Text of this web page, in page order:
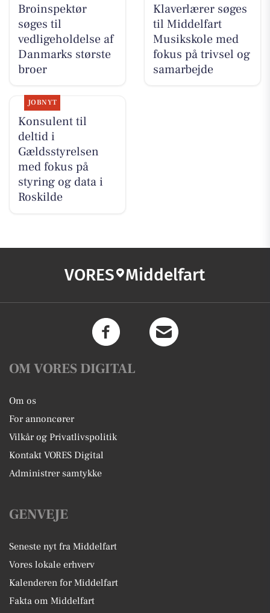
Broinspektør
søges til
vedligeholdelse af
Danmarks største
broer
Klaverlærer søges
til Middelfart
Musikskole med
fokus på trivsel og
samarbejde
JOBNYT
Konsulent til
deltid i
Gældsstyrelsen
med fokus på
styring og data i
Roskilde
VORES Middelfart
OM VORES DIGITAL
Om os
For annoncører
Vilkår og Privatlivspolitik
Kontakt VORES Digital
Administrer samtykke
GENVEJE
Seneste nyt fra Middelfart
Vores lokale erhverv
Kalenderen for Middelfart
Fakta om Middelfart